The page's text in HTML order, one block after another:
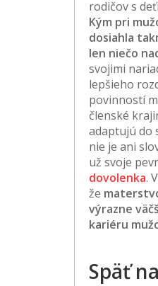
rodičov s
Kým pri
dosiahla
len niečo
svojimi
lepšieho
povinností
členské
adaptujú do
nie je ani
už svoje
dovolenka.
že
výrazne
kariéru
Späť